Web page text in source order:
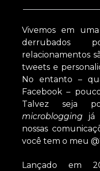
Vivemos em
derrubados
relacionamentos
tweets e
No entanto –
Facebook –
Talvez seja
microbloggingjá
nossas
você tem o meu
Lançado em